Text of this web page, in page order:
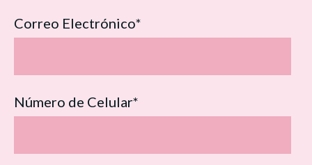
Correo Electrónico*
Número de Celular*